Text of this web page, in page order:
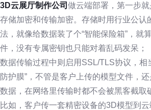
3D云展厅制作公司 做云端部署，第一步就
存储加密和传输加密。存储时用行业公认
法，就像给数据装了个“智能保险箱”，就
件，没有专属密钥也只能对着乱码发呆；
数据传输过程中则启用SSL/TLS协议，相
防护膜”，不管是客户上传的模型文件，
数据，在网络里传输时都不会被黑客截取
比如，客户传一套精密设备的3D模型到